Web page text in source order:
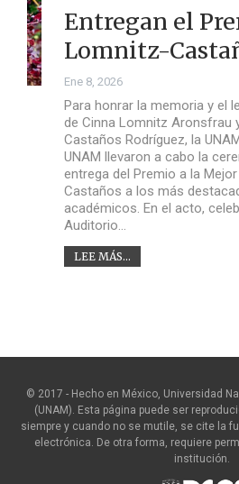
Entregan el
Lomnitz-
Ene 8, 2026
Para honrar la memoria y el
de Cinna Lomnitz Aronsfrau
Castaños Rodríguez, la
UNAM llevaron a cabo la
entrega del Premio a la
Castaños a los más
académicos. En el acto,
Auditorio…
LEE MÁS...
© 2017 - Hecho en México, Universidad
(UNAM). Esta página puede ser
siempre y cuando no se mutile, se cite la
electrónica. De otra forma, requiere
institución.